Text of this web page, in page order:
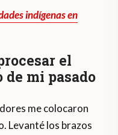
indígenas en
el
de mi pasado
me colocaron
Levanté los brazos